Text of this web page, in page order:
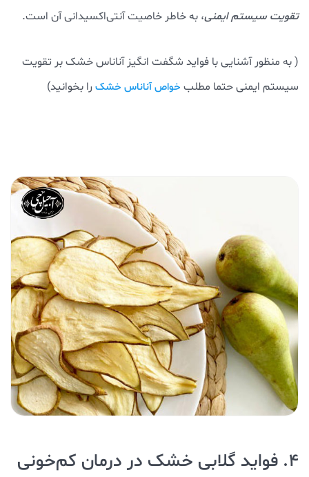
تقویت سیستم ایمنی، به خاطر خاصیت آنتی‌اکسیدانی آن است.
( به منظور آشنایی با فواید شگفت انگیز آناناس خشک بر تقویت
سیستم ایمنی حتما مطلب خواص آناناس خشک را بخوانید)
4. فواید گلابی خشک در درمان کم‌خونی